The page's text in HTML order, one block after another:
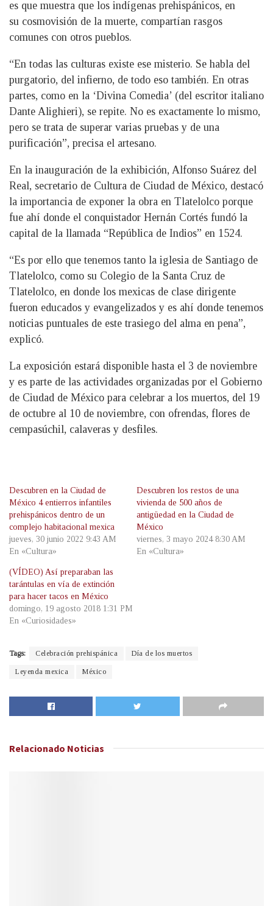
es que muestra que los indígenas prehispánicos, en
su cosmovisión de la muerte, compartían rasgos
comunes con otros pueblos.
“En todas las culturas existe ese misterio. Se habla del
purgatorio, del infierno, de todo eso también. En otras
partes, como en la ‘Divina Comedia’ (del escritor italiano
Dante Alighieri), se repite. No es exactamente lo mismo,
pero se trata de superar varias pruebas y de una
purificación”, precisa el artesano.
En la inauguración de la exhibición, Alfonso Suárez del
Real, secretario de Cultura de Ciudad de México, destacó
la importancia de exponer la obra en Tlatelolco porque
fue ahí donde el conquistador Hernán Cortés fundó la
capital de la llamada “República de Indios” en 1524.
“Es por ello que tenemos tanto la iglesia de Santiago de
Tlatelolco, como su Colegio de la Santa Cruz de
Tlatelolco, en donde los mexicas de clase dirigente
fueron educados y evangelizados y es ahí donde tenemos
noticias puntuales de este trasiego del alma en pena”,
explicó.
La exposición estará disponible hasta el 3 de noviembre
y es parte de las actividades organizadas por el Gobierno
de Ciudad de México para celebrar a los muertos, del 19
de octubre al 10 de noviembre, con ofrendas, flores de
cempasúchil, calaveras y desfiles.
Descubren en la Ciudad de
México 4 entierros infantiles
prehispánicos dentro de un
complejo habitacional mexica
jueves, 30 junio 2022 9:43 AM
En «Cultura»
Descubren los restos de una
vivienda de 500 años de
antigüedad en la Ciudad de
México
viernes, 3 mayo 2024 8:30 AM
En «Cultura»
(VÍDEO) Así preparaban las
tarántulas en vía de extinción
para hacer tacos en México
domingo, 19 agosto 2018 1:31 PM
En «Curiosidades»
Tags: Celebración prehispánica Día de los muertos
Leyenda mexica México
Relacionado Noticias